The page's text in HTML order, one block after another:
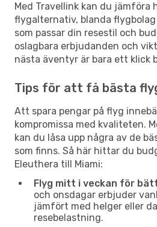
Med Travellink kan du jämföra
flygalternativ, blanda flygbolag
som passar din resestil och
oslagbara erbjudanden och
nästa äventyr är bara ett klick
Tips för att få bästa
Att spara pengar på flyg
kompromissa med kvaliteten.
kan du låsa upp några av de
som finns. Så här hittar du
Eleuthera till Miami:
Flyg mitt i veckan för
och onsdagar erbjuder
jämfört med helger eller
resebelastning.